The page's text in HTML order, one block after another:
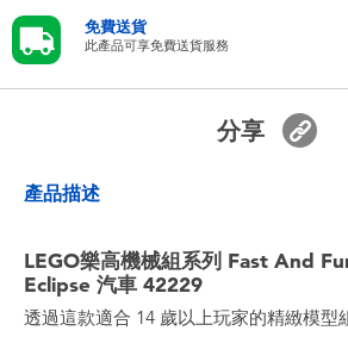
生活精品
免費送貨
此產品可享免費送貨服務
分享
產品描述
LEGO樂高機械組系列 Fast And
Eclipse 汽車 42229
透過這款適合 14 歲以上玩家的精緻模型